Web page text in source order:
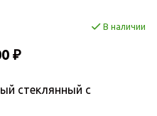
В наличии
₽
стеклянный с